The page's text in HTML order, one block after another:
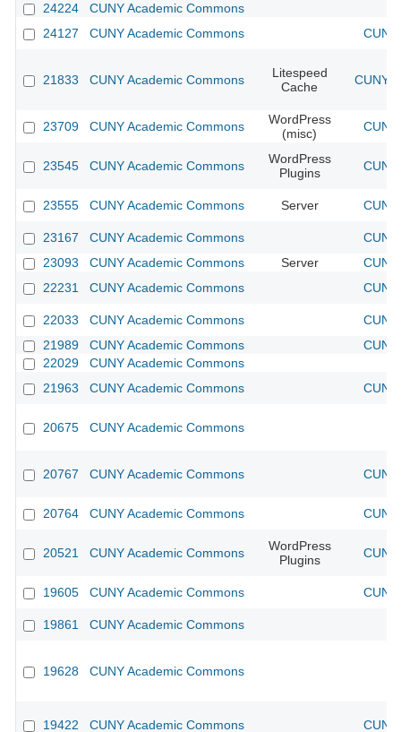
24224
CUNY Academic Commons
24127
CUNY Academic Commons
21833 CUNY Academic Commons
Litespeed
Cache
CUNY
23709 CUNY Academic Commons
WordPress
(misc)
23545 CUNY Academic Commons
WordPress
Plugins
23555 CUNY Academic Commons Server
23167 CUNY Academic Commons
23093
CUNY Academic Commons Server
22231
CUNY Academic Commons
22033 CUNY Academic Commons
21989
CUNY Academic Commons
22029
CUNY Academic Commons
21963
CUNY Academic Commons
20675 CUNY Academic Commons
20767 CUNY Academic Commons
20764 CUNY Academic Commons
20521 CUNY Academic Commons
WordPress
Plugins
19605 CUNY Academic Commons
19861 CUNY Academic Commons
19628 CUNY Academic Commons
19422 CUNY Academic Commons